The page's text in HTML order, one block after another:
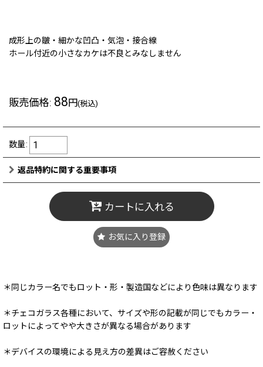
成形上の皺・細かな凹凸・気泡・接合線
ホール付近の小さなカケは不良とみなしません
販売価格: 88円(税込)
数量:
返品特約に関する重要事項
カートに入れる
お気に入り登録
＊同じカラー名でもロット・形・製造国などにより色味は異なります
＊チェコガラス各種において、サイズや形の記載が同じでもカラー・
ロットによってやや大きさが異なる場合があります
＊デバイスの環境による見え方の差異はご容赦ください